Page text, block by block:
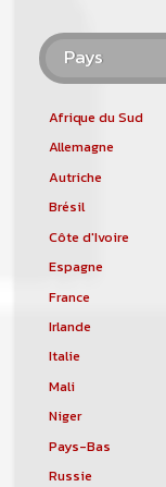
Pays
Afrique du Sud
Allemagne
Autriche
Brésil
Côte d'Ivoire
Espagne
France
Irlande
Italie
Mali
Niger
Pays-Bas
Russie